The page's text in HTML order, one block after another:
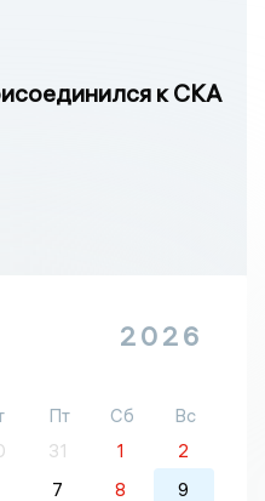
к СКА
2026
Пт Сб
Вс
31 1
2
7 8
9